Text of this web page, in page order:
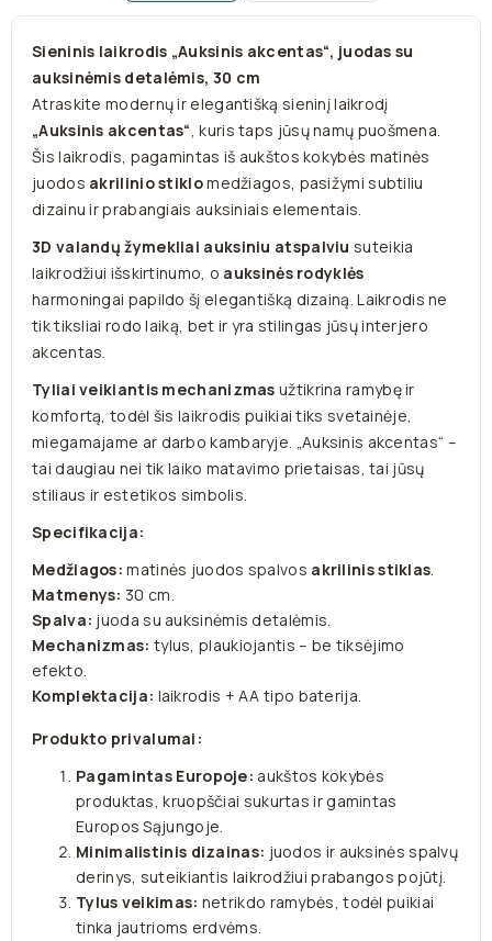
Sieninis laikrodis „Auksinis akcentas“, juodas su
auksinėmis detalėmis, 30 cm
Atraskite modernų ir elegantišką sieninį laikrodį
„Auksinis akcentas“, kuris taps jūsų namų puošmena.
Šis laikrodis, pagamintas iš aukštos kokybės matinės
juodos akrilinio stiklomedžiagos, pasižymi subtiliu
dizainu ir prabangiais auksiniais elementais.
3D valandų žymekliai auksiniu atspalviu suteikia
laikrodžiui išskirtinumo, o auksinės rodyklės
harmoningai papildo šį elegantišką dizainą. Laikrodis ne
tik tiksliai rodo laiką, bet ir yra stilingas jūsų interjero
akcentas.
Tyliai veikiantis mechanizmas užtikrina ramybę ir
komfortą, todėl šis laikrodis puikiai tiks svetainėje,
miegamajame ar darbo kambaryje. „Auksinis akcentas“ –
tai daugiau nei tik laiko matavimo prietaisas, tai jūsų
stiliaus ir estetikos simbolis.
Specifikacija:
Medžiagos: matinės juodos spalvos akrilinis stiklas.
Matmenys: 30 cm.
Spalva: juoda su auksinėmis detalėmis.
Mechanizmas: tylus, plaukiojantis – be tiksėjimo
efekto.
Komplektacija: laikrodis + AA tipo baterija.
Produkto privalumai:
Pagamintas Europoje: aukštos kokybės
produktas, kruopščiai sukurtas ir gamintas
Europos Sąjungoje.
Minimalistinis dizainas: juodos ir auksinės spalvų
derinys, suteikiantis laikrodžiui prabangos pojūtį.
Tylus veikimas: netrikdo ramybės, todėl puikiai
tinka jautrioms erdvėms.